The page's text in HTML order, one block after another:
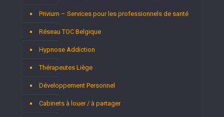
Privium – Services pour les professionnels de santé
Réseau TOC Belgique
Hypnose Addiction
Thérapeutes Liège
Développement Personnel
Cabinets à louer / à partager